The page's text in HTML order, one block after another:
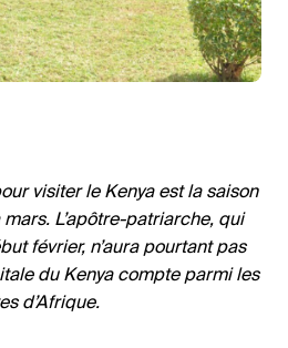
visiter le Kenya est la saison
L’apôtre-patriarche, qui
février, n’aura pourtant pas
du Kenya compte parmi les
d’Afrique.